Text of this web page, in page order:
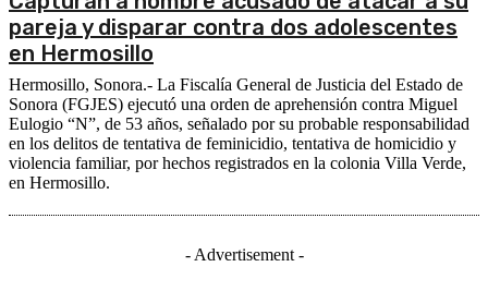
pareja y disparar contra dos adolescentes
en Hermosillo
Hermosillo, Sonora.- La Fiscalía General de Justicia del Estado de
Sonora (FGJES) ejecutó una orden de aprehensión contra Miguel
Eulogio “N”, de 53 años, señalado por su probable responsabilidad
en los delitos de tentativa de feminicidio, tentativa de homicidio y
violencia familiar, por hechos registrados en la colonia Villa Verde,
en Hermosillo.
- Advertisement -